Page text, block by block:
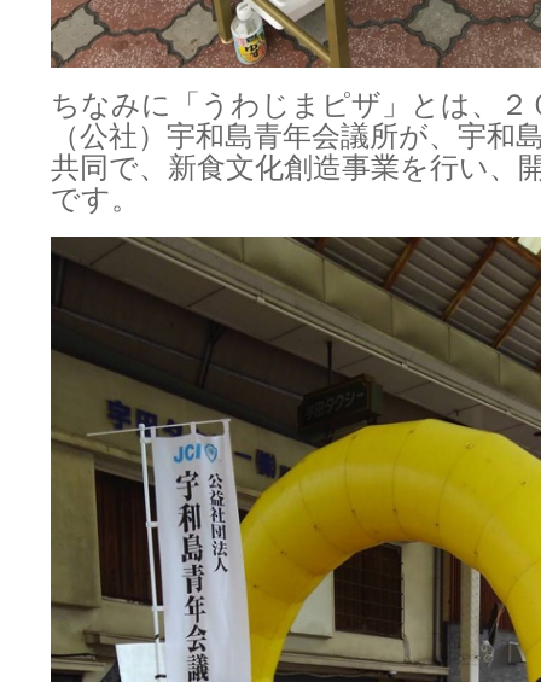
ちなみに「うわじまピザ」とは、２
（公社）宇和島青年会議所が、宇和
共同で、新食文化創造事業を行い、
です。